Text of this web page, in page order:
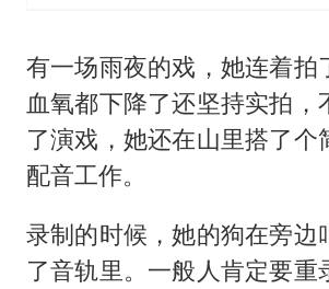
有一场雨夜的戏，她连着拍
血氧都下降了还坚持实拍，
了演戏，她还在山里搭了个
配音工作。
录制的时候，她的狗在旁边
了音轨里。一般人肯定要重